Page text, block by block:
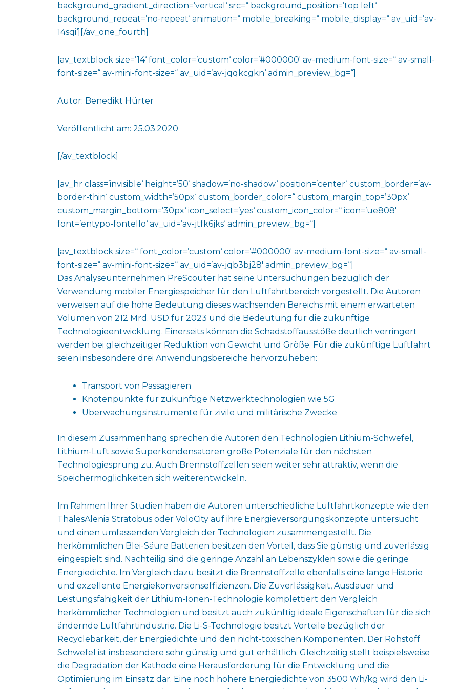
background_gradient_direction=’vertical‘ src=“ background_position=’top left‘
background_repeat=’no-repeat‘ animation=“ mobile_breaking=“ mobile_display=“ av_uid=’av-
14sqi‘][/av_one_fourth]
[av_textblock size=’14‘ font_color=’custom‘ color=’#000000′ av-medium-font-size=“ av-small-
font-size=“ av-mini-font-size=“ av_uid=’av-jqqkcgkn‘ admin_preview_bg=“]
Autor: Benedikt Hürter
Veröffentlicht am: 25.03.2020
[/av_textblock]
[av_hr class=’invisible‘ height=’50‘ shadow=’no-shadow‘ position=’center‘ custom_border=’av-
border-thin‘ custom_width=’50px‘ custom_border_color=“ custom_margin_top=’30px‘
custom_margin_bottom=’30px‘ icon_select=’yes‘ custom_icon_color=“ icon=’ue808′
font=’entypo-fontello‘ av_uid=’av-jtfk6jks‘ admin_preview_bg=“]
[av_textblock size=“ font_color=’custom‘ color=’#000000′ av-medium-font-size=“ av-small-
font-size=“ av-mini-font-size=“ av_uid=’av-jqb3bj28′ admin_preview_bg=“]
Das Analyseunternehmen PreScouter hat seine Untersuchungen bezüglich der
Verwendung mobiler Energiespeicher für den Luftfahrtbereich vorgestellt. Die Autoren
verweisen auf die hohe Bedeutung dieses wachsenden Bereichs mit einem erwarteten
Volumen von 212 Mrd. USD für 2023 und die Bedeutung für die zukünftige
Technologieentwicklung. Einerseits können die Schadstoffausstöße deutlich verringert
werden bei gleichzeitiger Reduktion von Gewicht und Größe. Für die zukünftige Luftfahrt
seien insbesondere drei Anwendungsbereiche hervorzuheben:
Transport von Passagieren
Knotenpunkte für zukünftige Netzwerktechnologien wie 5G
Überwachungsinstrumente für zivile und militärische Zwecke
In diesem Zusammenhang sprechen die Autoren den Technologien Lithium-Schwefel,
Lithium-Luft sowie Superkondensatoren große Potenziale für den nächsten
Technologiesprung zu. Auch Brennstoffzellen seien weiter sehr attraktiv, wenn die
Speichermöglichkeiten sich weiterentwickeln.
Im Rahmen Ihrer Studien haben die Autoren unterschiedliche Luftfahrtkonzepte wie den
ThalesAlenia Stratobus oder VoloCity auf ihre Energieversorgungskonzepte untersucht
und einen umfassenden Vergleich der Technologien zusammengestellt. Die
herkömmlichen Blei-Säure Batterien besitzen den Vorteil, dass Sie günstig und zuverlässig
eingespielt sind. Nachteilig sind die geringe Anzahl an Lebenszyklen sowie die geringe
Energiedichte. Im Vergleich dazu besitzt die Brennstoffzelle ebenfalls eine lange Historie
und exzellente Energiekonversionseffizienzen. Die Zuverlässigkeit, Ausdauer und
Leistungsfähigkeit der Lithium-Ionen-Technologie komplettiert den Vergleich
herkömmlicher Technologien und besitzt auch zukünftig ideale Eigenschaften für die sich
ändernde Luftfahrtindustrie. Die Li-S-Technologie besitzt Vorteile bezüglich der
Recyclebarkeit, der Energiedichte und den nicht-toxischen Komponenten. Der Rohstoff
Schwefel ist insbesondere sehr günstig und gut erhältlich. Gleichzeitig stellt beispielsweise
die Degradation der Kathode eine Herausforderung für die Entwicklung und die
Optimierung im Einsatz dar. Eine noch höhere Energiedichte von 3500 Wh/kg wird den Li-